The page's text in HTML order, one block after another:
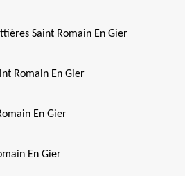
Saint Romain En Gier
Romain En Gier
En Gier
En Gier